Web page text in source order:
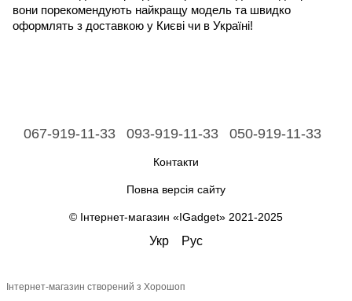
вони порекомендують найкращу модель та швидко
оформлять з доставкою у Києві чи в Україні!
067-919-11-33 093-919-11-33 050-919-11-33
Контакти
Повна версія сайту
© Інтернет-магазин «IGadget» 2021-2025
Укр Рус
Інтернет-магазин створений з Хорошоп